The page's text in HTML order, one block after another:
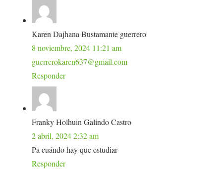
Karen Dajhana Bustamante guerrero
8 noviembre, 2024 11:21 am
guerrerokaren637@gmail.com
Responder
Franky Holhuin Galindo Castro
2 abril, 2024 2:32 am
Pa cuándo hay que estudiar
Responder